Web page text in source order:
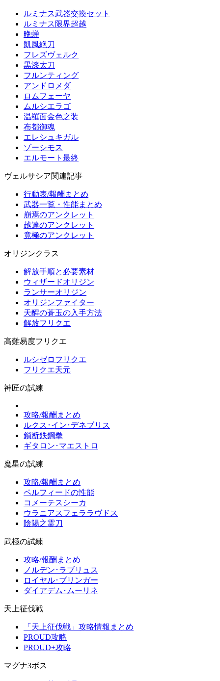
ルミナス武器交換セット
ルミナス限界超越
晩蝉
凱風絶刀
フレズヴェルク
黒漆太刀
フルンティング
アンドロメダ
ロムフェーヤ
ムルシエラゴ
温羅面金色之装
布都御魂
エレシュキガル
ゾーシモス
エルモート最終
ヴェルサシア関連記事
行動表/報酬まとめ
武器一覧・性能まとめ
崩焉のアンクレット
越達のアンクレット
竟極のアンクレット
オリジンクラス
解放手順と必要素材
ウィザードオリジン
ランサーオリジン
オリジンファイター
天醒の蒼玉の入手方法
解放フリクエ
高難易度フリクエ
ルシゼロフリクエ
フリクエ天元
神匠の試練
攻略/報酬まとめ
ルクス･イン･デネブリス
鎖断鉄鋼拳
ギタロン･マエストロ
魔星の試練
攻略/報酬まとめ
ペルフィードの性能
コメーテスシーカ
ウラニアスフェララヴドス
陰陽之霊刀
武極の試練
攻略/報酬まとめ
ノルデン･ラブリュス
ロイヤル･ブリンガー
ダイアデム･ムーリネ
天上征伐戦
「天上征伐戦」攻略情報まとめ
PROUD攻略
PROUD+攻略
マグナ3ボス